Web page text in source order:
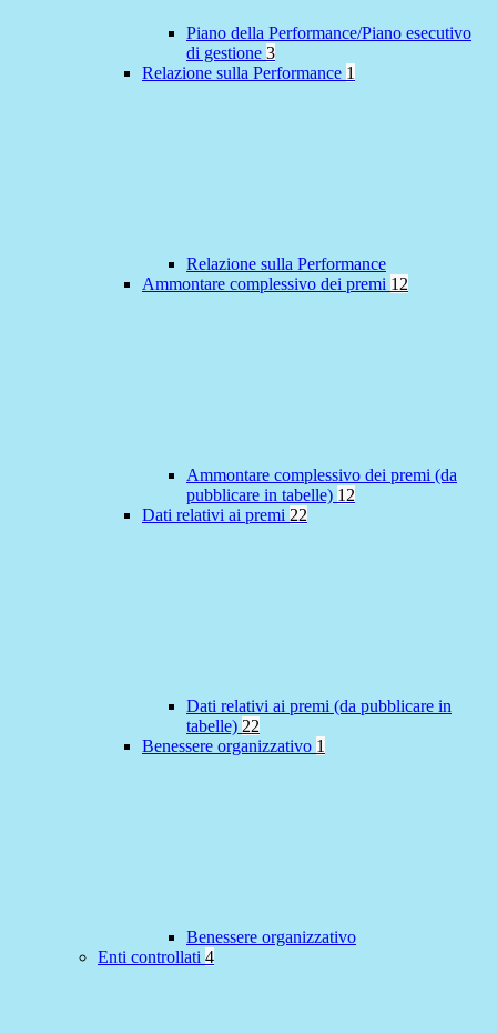
Piano della Performance/Piano esecutivo
di gestione 3
Relazione sulla Performance 1
Relazione sulla Performance
Ammontare complessivo dei premi 12
Ammontare complessivo dei premi (da
pubblicare in tabelle) 12
Dati relativi ai premi 22
Dati relativi ai premi (da pubblicare in
tabelle) 22
Benessere organizzativo 1
Benessere organizzativo
Enti controllati 4